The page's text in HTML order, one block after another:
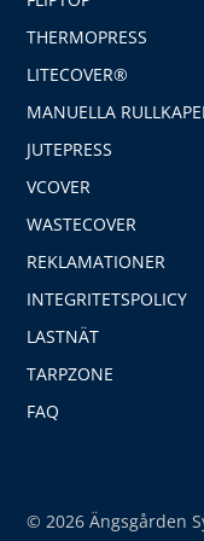
THERMOPRESS
LITECOVER®
MANUELLA
JUTEPRESS
VCOVER
WASTECOVER
REKLAMATIONER
INTEGRITETSPOLICY
LASTNÄT
TARPZONE
FAQ
© 2026 Ängsgården